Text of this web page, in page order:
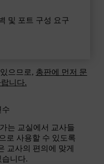
및 포트 구성 요구
으므로, 총판에 먼저 문
니다.
수
는 교실에서 교사들
로 사용할 수 있도록
교사의 편의에 맞게
습니다.